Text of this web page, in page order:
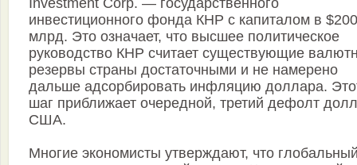
Investment Corp. — государственного
инвестиционного фонда КНР с капиталом в $200
млрд. Это означает, что высшее политическое
руководство КНР считает существующие
резервы страны достаточными и не намерено
дальше адсорбировать инфляцию доллара.
шаг приближает очередной, третий дефолт
США.
Многие экономисты утверждают, что